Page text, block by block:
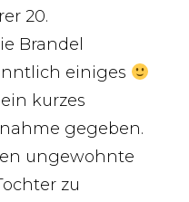
20.
Brandel
einiges
kurzes
gegeben.
ungewohnte
zu